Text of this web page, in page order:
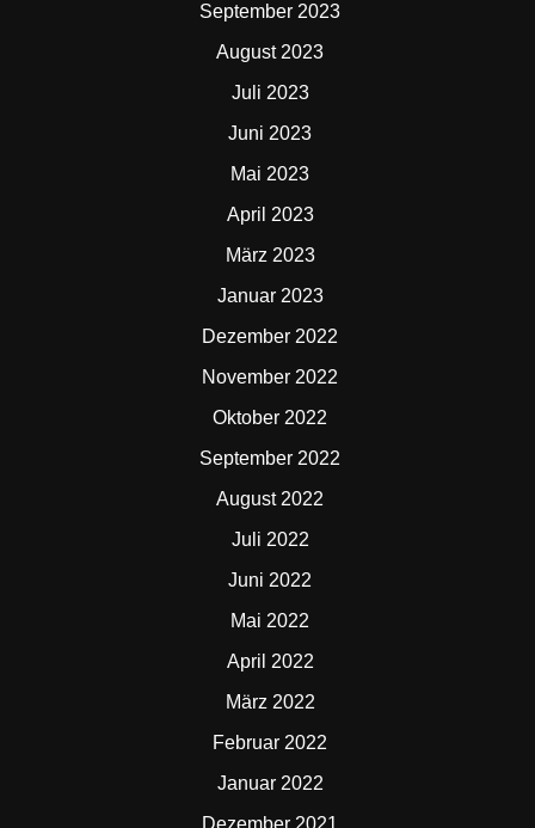
September 2023
August 2023
Juli 2023
Juni 2023
Mai 2023
April 2023
März 2023
Januar 2023
Dezember 2022
November 2022
Oktober 2022
September 2022
August 2022
Juli 2022
Juni 2022
Mai 2022
April 2022
März 2022
Februar 2022
Januar 2022
Dezember 2021